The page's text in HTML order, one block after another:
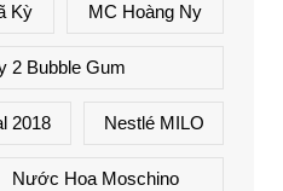
Kỳ MC Hoàng Ny
2 Bubble Gum
2018 Nestlé MILO
Nước Hoa Moschino